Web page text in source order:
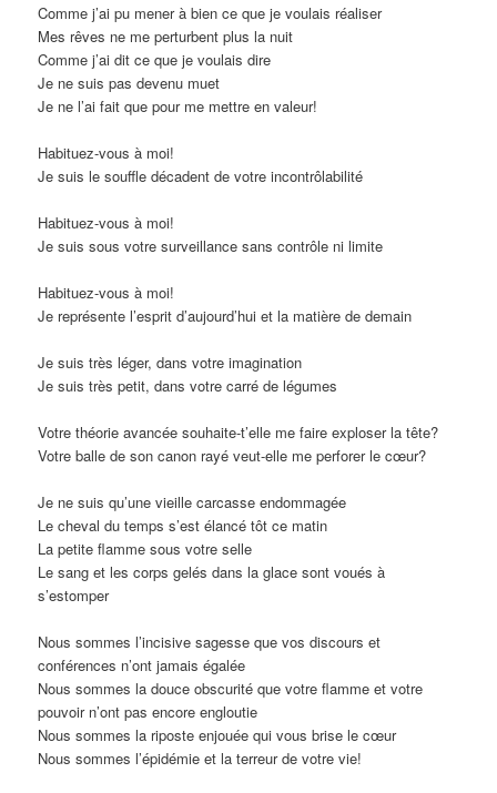
Comme j’ai pu mener à bien ce que je voulais réaliser
Mes rêves ne me perturbent plus la nuit
Comme j’ai dit ce que je voulais dire
Je ne suis pas devenu muet
Je ne l’ai fait que pour me mettre en valeur!
Habituez-vous à moi!
Je suis le souffle décadent de votre incontrôlabilité
Habituez-vous à moi!
Je suis sous votre surveillance sans contrôle ni limite
Habituez-vous à moi!
Je représente l’esprit d’aujourd’hui et la matière de demain
Je suis très léger, dans votre imagination
Je suis très petit, dans votre carré de légumes
Votre théorie avancée souhaite-t’elle me faire exploser la tête?
Votre balle de son canon rayé veut-elle me perforer le cœur?
Je ne suis qu’une vieille carcasse endommagée
Le cheval du temps s’est élancé tôt ce matin
La petite flamme sous votre selle
Le sang et les corps gelés dans la glace sont voués à
s’estomper
Nous sommes l’incisive sagesse que vos discours et
conférences n’ont jamais égalée
Nous sommes la douce obscurité que votre flamme et votre
pouvoir n’ont pas encore engloutie
Nous sommes la riposte enjouée qui vous brise le cœur
Nous sommes l’épidémie et la terreur de votre vie!